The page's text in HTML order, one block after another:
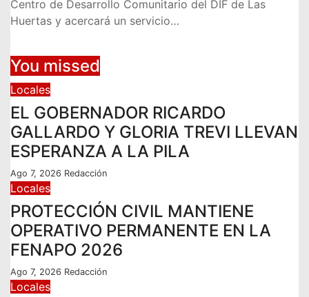
Centro de Desarrollo Comunitario del DIF de Las
Huertas y acercará un servicio…
You missed
Locales
EL GOBERNADOR RICARDO
GALLARDO Y GLORIA TREVI LLEVAN
ESPERANZA A LA PILA
Ago 7, 2026 Redacción
Locales
PROTECCIÓN CIVIL MANTIENE
OPERATIVO PERMANENTE EN LA
FENAPO 2026
Ago 7, 2026 Redacción
Locales